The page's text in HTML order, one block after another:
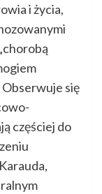
i życia,
się
częściej do